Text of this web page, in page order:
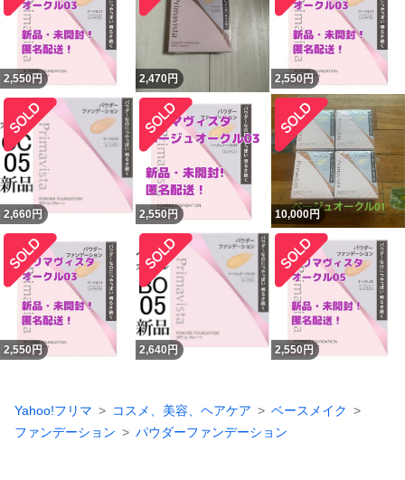
2,550円 2,470円 2,550円
2,660 円 2,550円 10,000円
2,550円 2,640 円 2,550円
Yahoo!フリマ コスメ、美容、ヘアケア
ベースメイク
ファンデーション
パウダーファンデーション